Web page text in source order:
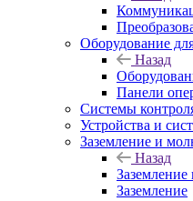
Оборудование
Назад
Панели
Системы
Устройства и
Заземление и
Назад
Заземление